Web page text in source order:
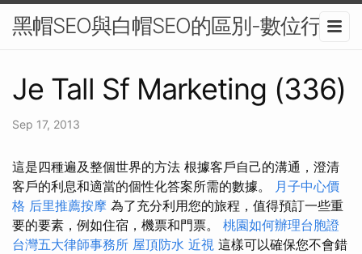
黑帽SEO與白帽SEO的區別-數位行銷
Je Tall Sf Marketing (336)
Sep 17, 2013
這是四種遍及整個世界的方法 根據客戶自己的溝通，澄清
客戶的利息和適當的個性化答案所需的數據。
月子中心價
格 后里推薦按摩 為了充分利用您的旅程，值得預訂一些重
要的要素，例如住宿，機票和門票。 桃園如何辦理台胞證
台灣五大律師事務所 屋頂防水 近視 這樣可以確保您不會錯